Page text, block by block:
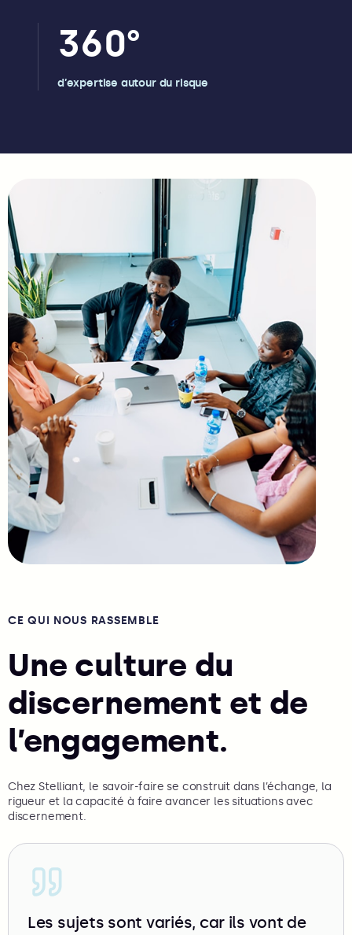
360°
d’expertise autour du risque
CE QUI NOUS RASSEMBLE
Une culture du
discernement et de
l’engagement.
Chez Stelliant, le savoir-faire se construit dans l’échange, la
rigueur et la capacité à faire avancer les situations avec
discernement.
Les sujets sont variés, car ils vont de